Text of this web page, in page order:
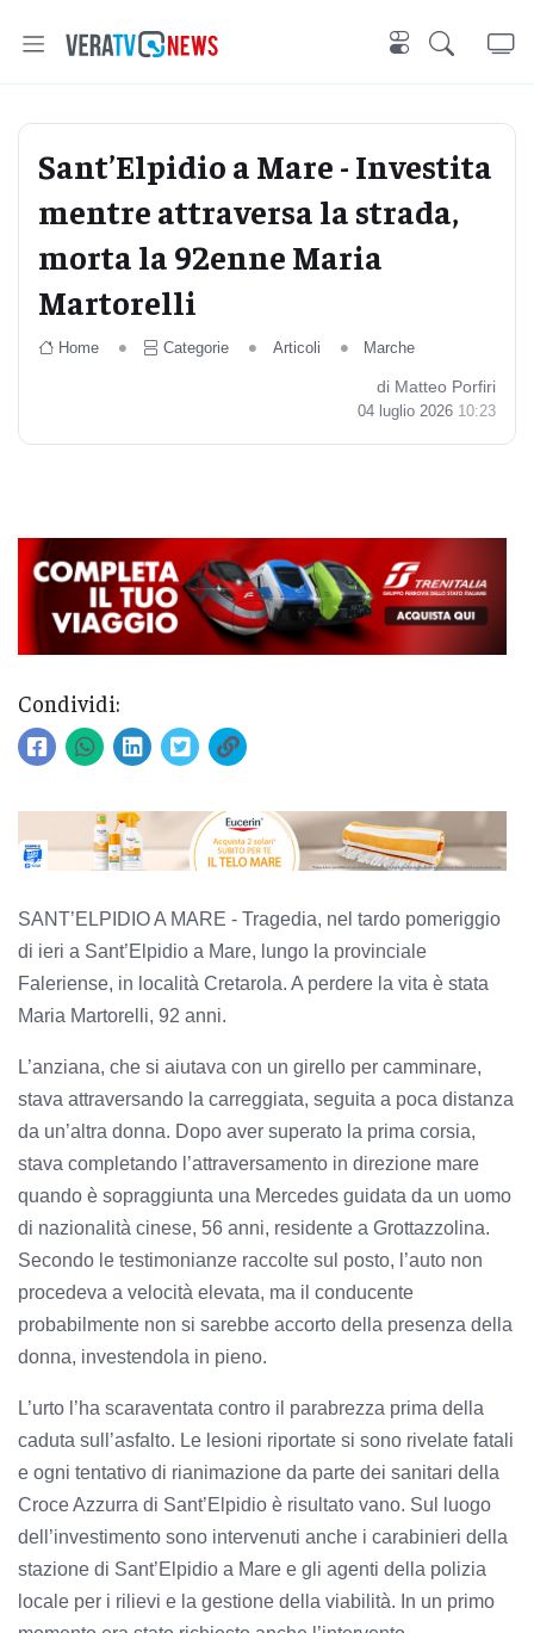
Sant’Elpidio a Mare - Investita
mentre attraversa la strada,
morta la 92enne Maria
Martorelli
Home Categorie Articoli Marche
di Matteo Porfiri
04 luglio 2026 10:23
Condividi:
SANT’ELPIDIO A MARE - Tragedia, nel tardo pomeriggio
di ieri a Sant’Elpidio a Mare, lungo la provinciale
Faleriense, in località Cretarola. A perdere la vita è stata
Maria Martorelli, 92 anni.
L’anziana, che si aiutava con un girello per camminare,
stava attraversando la carreggiata, seguita a poca distanza
da un’altra donna. Dopo aver superato la prima corsia,
stava completando l’attraversamento in direzione mare
quando è sopraggiunta una Mercedes guidata da un uomo
di nazionalità cinese, 56 anni, residente a Grottazzolina.
Secondo le testimonianze raccolte sul posto, l’auto non
procedeva a velocità elevata, ma il conducente
probabilmente non si sarebbe accorto della presenza della
donna, investendola in pieno.
L’urto l’ha scaraventata contro il parabrezza prima della
caduta sull’asfalto. Le lesioni riportate si sono rivelate fatali
e ogni tentativo di rianimazione da parte dei sanitari della
Croce Azzurra di Sant’Elpidio è risultato vano. Sul luogo
dell’investimento sono intervenuti anche i carabinieri della
stazione di Sant’Elpidio a Mare e gli agenti della polizia
locale per i rilievi e la gestione della viabilità. In un primo